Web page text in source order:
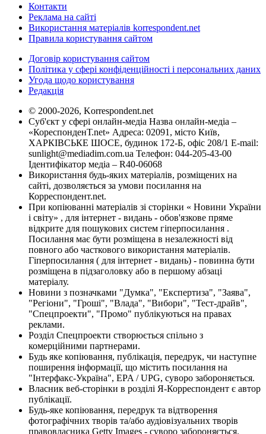
Контакти
Реклама на сайті
Використання матеріалів korrespondent.net
Правила користування сайтом
Договір користування сайтом
Політика у сфері конфіденційності і персональних даних
Угода щодо користування
Редакція
© 2000-2026, Korrespondent.net
Суб'єкт у сфері онлайн-медіа Назва онлайн-медіа –
«КореспонденТ.net» Адреса: 02091, місто Київ,
ХАРКІВСЬКЕ ШОСЕ, будинок 172-Б, офіс 208/1 E-mail:
sunlight@mediadim.com.ua Телефон: 044-205-43-00
Ідентифікатор медіа – R40-06068
Використання будь-яких матеріалів, розміщених на
сайті, дозволяється за умови посилання на
Корреспондент.net.
При копіюванні матеріалів зі сторінки « Новини України
і світу» , для інтернет - видань - обов'язкове пряме
відкрите для пошукових систем гіперпосилання .
Посилання має бути розміщена в незалежності від
повного або часткового використання матеріалів.
Гіперпосилання ( для інтернет - видань) - повинна бути
розміщена в підзаголовку або в першому абзаці
матеріалу.
Новини з позначками "Думка", "Експертиза", "Заява",
"Регіони", "Гроші", "Влада", "Вибори", "Тест-драйв",
"Спецпроекти", "Промо" публікуються на правах
реклами.
Розділ Спецпроекти створюється спільно з
комерційними партнерами.
Будь яке копіювання, публікація, передрук, чи наступне
поширення інформації, що містить посилання на
"Інтерфакс-Україна", EPA / UPG, суворо забороняється.
Власник веб-сторінки в розділі Я-Корреспондент є автор
публікації.
Будь-яке копіювання, передрук та відтворення
фотографічних творів та/або аудіовізуальних творів
правовласника Getty Images - суворо забороняється.